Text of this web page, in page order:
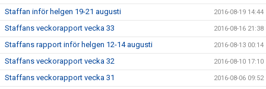
Staffan inför helgen 19-21 augusti 2016-08-19 14:44
Staffans veckorapport vecka 33 2016-08-16 21:38
Staffans rapport inför helgen 12-14 augusti 2016-08-13 00:14
Staffans veckorapport vecka 32 2016-08-10 17:10
Staffans veckorapport vecka 31 2016-08-06 09:52